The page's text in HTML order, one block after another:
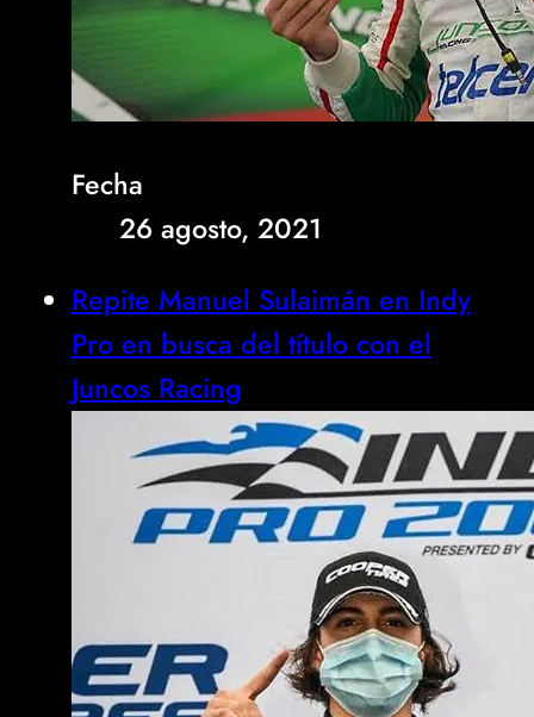
Fecha
26 agosto, 2021
Repite Manuel Sulaimán en Indy
Pro en busca del título con el
Juncos Racing